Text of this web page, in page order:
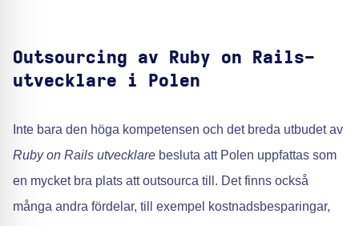
Outsourcing av Ruby on Rails-
utvecklare i Polen
Inte bara den höga kompetensen och det breda utbudet av
Ruby on Rails utvecklare besluta att Polen uppfattas som
en mycket bra plats att outsourca till. Det finns också
många andra fördelar, till exempel kostnadsbesparingar,